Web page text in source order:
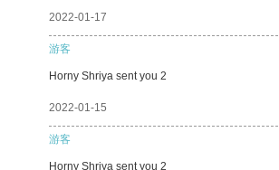
2022-01-17
游客
Horny Shriya sent you 2
2022-01-15
游客
Horny Shriya sent you 2